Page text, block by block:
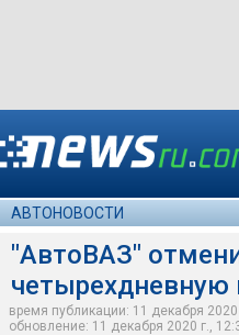
АВТОНОВОСТИ
"АвтоВАЗ"
четырехдневную
время публикации: 11 декабря
обновление: 11 декабря 2020 г.,